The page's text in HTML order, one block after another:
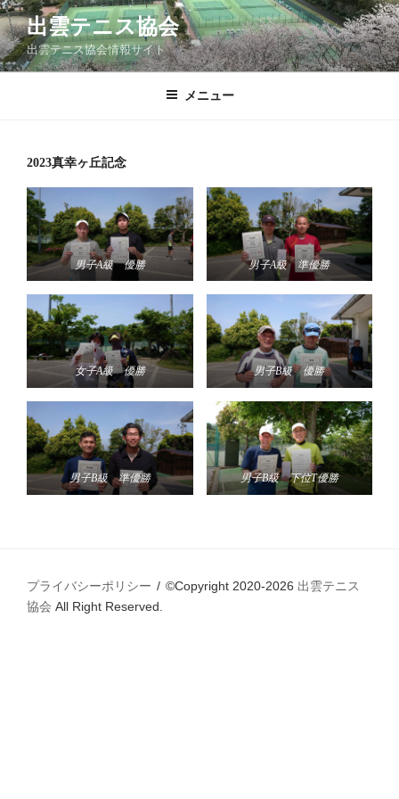
コ
ン
テ
ン
出雲テニス協会
出雲テニス協会情報サイト
メニュー
2023真幸ヶ丘記念
男子A級 優勝 男子A級 準優勝
女子A級 優勝 男子B級 優勝
男子B級 準優勝 男子B級 下位T優勝
プライバシーポリシー ©Copyright 2020-2026 出雲テニス
協会 All Right Reserved.